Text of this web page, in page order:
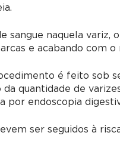
sangue naquela variz,
e acabando com o
é feito sob
quantidade de
por endoscopia
ser seguidos à